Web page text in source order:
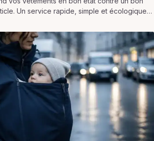
Un service rapide, simple et écologique